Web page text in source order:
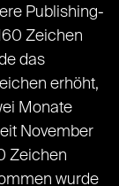
Publishing-
Zeichen
das
erhöht,
Monate
November
Zeichen
wurde